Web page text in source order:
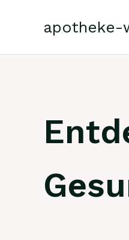
apotheke-